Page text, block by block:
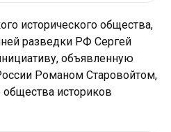
исторического общества,
разведки РФ Сергей
объявленную
Романом Старовойтом,
историков